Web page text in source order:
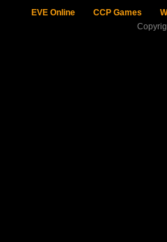
EVE Online CCP Games